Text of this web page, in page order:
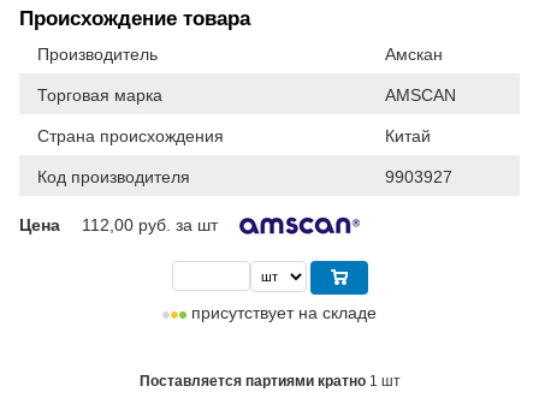
Происхождение товара
Производитель Амскан
Торговая марка AMSCAN
Страна происхождения Китай
Код производителя 9903927
Цена 112,00 руб. за шт
присутствует на складе
Поставляется партиями кратно 1 шт